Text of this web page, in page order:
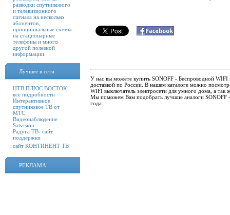
разводки спутникового
и телевизионного
сигнала на несколько
абонентов,
принципиальные схемы
на стационарные
телефоны и много
другой полезной
информации.
Лучшее в сети
НТВ ПЛЮС ВОСТОК -
все подробности
Интерактивное
спутниковое ТВ от
МТС
Видеонаблюдение
Satvision
Радуга ТВ- сайт
поддержки
сайт КОНТИНЕНТ ТВ
РЕКЛАМА
У нас вы можете купить SONOFF - Беспроводной WIFI
доставкой по России. В нашем каталоге можно
WIFI выключатель электросети для умного дома, а так
Мы поможем Вам подобрать лучшие аналоги SONOFF
года